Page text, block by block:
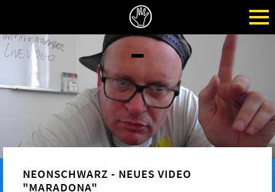
NEONSCHWARZ - NEUES VIDEO
"MARADONA"